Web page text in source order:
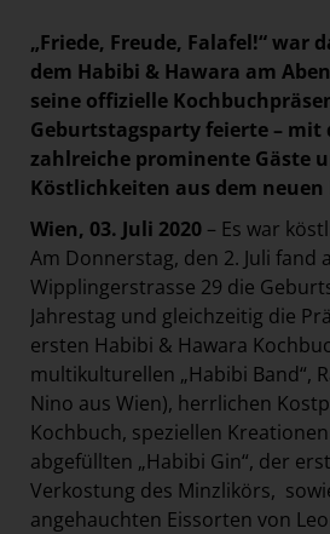
Raisin
section.d
Swiss Life Select
The Companion
The Hoxton
Unibail-Rodamco-Westfield
Vöslauer
NMK
MEDIA
KONTAKT
„Friede, Freude, Falafel!“ war
dem Habibi & Hawara am
seine offizielle
Geburtstagsparty feierte – mit
zahlreiche prominente Gäste
Köstlichkeiten aus dem neuen
Wien, 03. Juli 2020 – Es war
Am Donnerstag, den 2. Juli fand
Wipplingerstrasse 29 die
Jahrestag und gleichzeitig die
ersten Habibi & Hawara
multikulturellen „Habibi Band“,
Nino aus Wien), herrlichen
Kochbuch, speziellen
abgefüllten „Habibi Gin“, der
Verkostung des Minzlikörs,
angehauchten Eissorten von